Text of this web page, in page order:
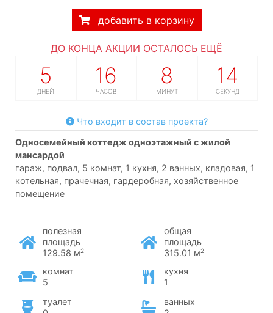
добавить в корзину
ДО КОНЦА АКЦИИ ОСТАЛОСЬ ЕЩЁ
5
ДНЕЙ
16
ЧАСОВ
8
МИНУТ
13
СЕКУНД
Что входит в состав проекта?
односемейный коттедж одноэтажный с жилой
мансардой
гараж, подвал, 5 комнат, 1 кухня, 2 ванных, кладовая, 1
котельная, прачечная, гардеробная, хозяйственное
помещение
полезная
площадь
129.58 м2
общая
площадь
315.01 м2
комнат
5
кухня
1
туалет
ванных